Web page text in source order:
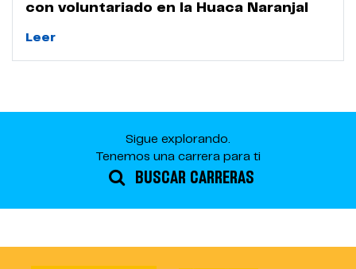
con voluntariado en la Huaca Naranjal
Leer
Sigue explorando.
Tenemos una carrera para ti
BUSCAR CARRERAS